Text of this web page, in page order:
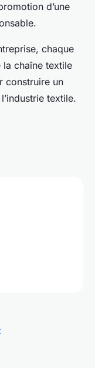
d’une
chaque
chaîne textile
construire un
textile.